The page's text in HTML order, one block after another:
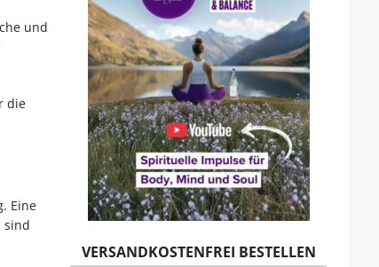
und
die
Eine
sind
VERSANDKOSTENFREI BESTELLEN